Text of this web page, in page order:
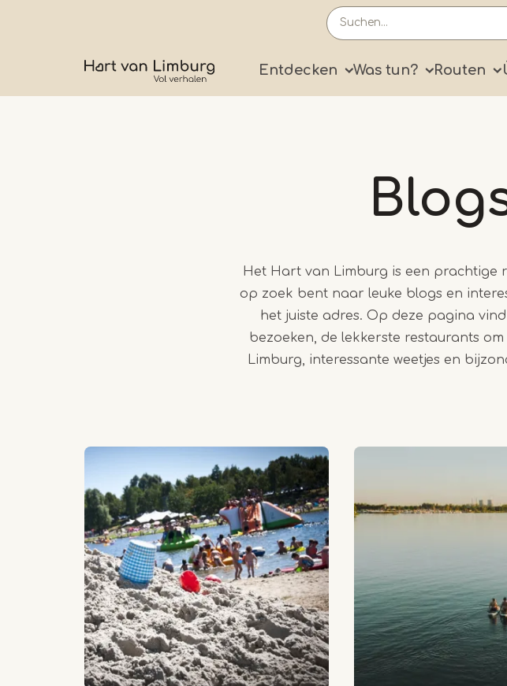
Primary
Entdecken Was tun? Routen
Het Hart van Limburg is een prachtige
op zoek bent naar leuke blogs en
het juiste adres. Op deze pagina
bezoeken, de lekkerste restaurants
Limburg, interessante weetjes en